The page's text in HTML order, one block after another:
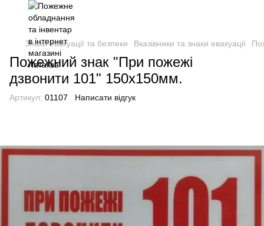
Знаки евакуації та безпеки Вказівники та знаки евакуації
Пожежний знак "При пожежі
дзвонити 101" 150х150мм.
Артикул: 01107 Написати відгук